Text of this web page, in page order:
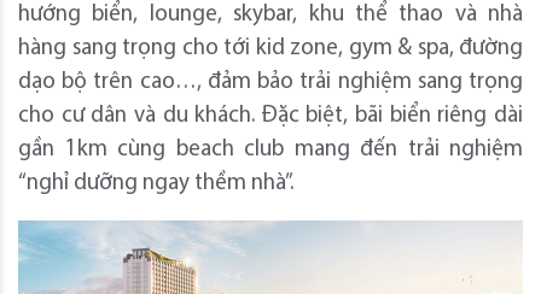
hướng biển, lounge, skybar, khu thể thao và nhà
hàng sang trọng cho tới kid zone, gym & spa, đường
dạo bộ trên cao…, đảm bảo trải nghiệm sang trọng
cho cư dân và du khách. Đặc biệt, bãi biển riêng dài
gần 1km cùng beach club mang đến trải nghiệm
“nghỉ dưỡng ngay thềm nhà”.